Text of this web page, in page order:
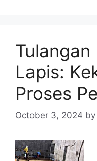
Lapis:
Proses
October 3, 2024 by